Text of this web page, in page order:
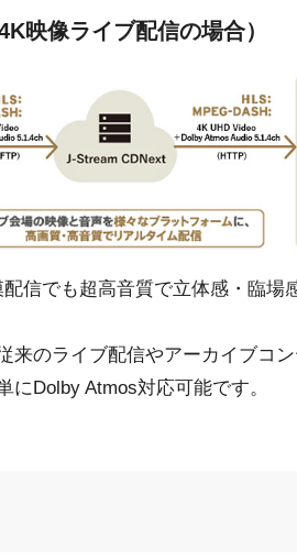
映像ライブ配信の場合）
信でも超高音質で立体感・臨場
来のライブ配信やアーカイブコ
Dolby Atmos対応可能です。